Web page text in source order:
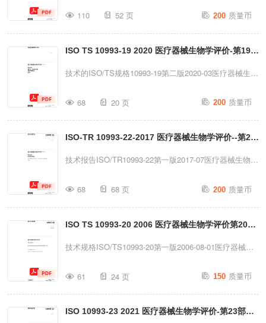
或机械手段，如复印、发布于互联网或内联网）复制或以
其他方式使用本出版物的任何部分。许可申请可向以下地
址的ISO组织或请求者所在国的ISO成员机构提出。国际
疗器械生物学评价第18部分：风险管理流程中医疗器械材
料的化学特性分析参考编号ISO10993-18：
2020(E)@ISO2020ISO10993-18：2020(E)受版权保护的
文档CISO2020版权所有。除非另有规定或实施过程中需
括电子或机械手段，如复印、发布于互联网或内联网）复
制或以其他方式使用本出版物的任何部分。许可申请可向
以下地址的ISO组织或请求者所在国的ISO成员机构提
110 52 页 200 质量币
ISO TS 10993-19 2020 医疗器械生物学评价-第19部
分理化、形态学和地形特征材料（中文）
技术的ISO/TS规格10993-19第二版2020-03医疗器械生物
编号ISO/TS10993-19：2020(E)CISO2020CISO2020版
权所有。除非另有规定或实施过程中有特殊要求，未经事
先书面许可，不得以任何形式或任何方式（包括电子或机
械手段，如复印、发布于互联网或内联网）复制或以其他
ISO组织或请求者所在国的ISO成员机构提出。国际版权
局CP401·Ch.deBlandonnet8CH-1214日内瓦游标卡尺电
话：+41227490111传真：+41227490947Emai...
68 20 页 200 质量币
ISO-TR 10993-22-2017 医疗器械生物学评价--第22
部分纳米材料指南（中文）
技术报告ISO/TR10993-22第一版2017-07医疗器械生物学
——第22部分：纳米材料指南参考编号ISO/TR10993-
22：2017(E)CISO2017ISO/TR10993-22:2017(E)受版权
保护的文档◎ISO2017，瑞士发布版权所有。除非另有说
明，未经事先书面许可，不得以任何形式或任何方式（包
制或以其他方式使用本出版物的任何部分。许可申请可向
以下地址的ISO组织或请求者所在国的ISO成员机构提
出。国际版权局Ch.deBlandonnet8·CP401CH-1214Ve...
68 68 页 200 质量币
ISO TS 10993-20 2006 医疗器械生物学评价第20部
分医疗器械免疫毒理学试验的原则与方法（中文）
技术规格ISO/TS10993-20第一版2006-08-01医疗器械生
医疗器械生物学评价第20部分：医疗器械免疫毒理学试验
的原则与方法参考编号ISO/TS10993-20：
2006(E)◎ISO2006ISO/TS10993-20:2006(E)PDF免责声
61 24 页 150 质量币
ISO 10993-23 2021 医疗器械生物学评价-第23部分